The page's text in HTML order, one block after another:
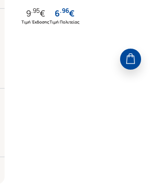
9.95€
Τιμή Έκδοσης
6.96€
Τιμή Πολιτείας